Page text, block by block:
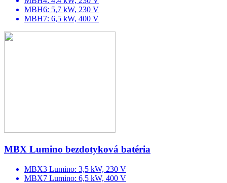
MBH6: 5,7 kW, 230 V
MBH7: 6,5 kW, 400 V
MBX Lumino bezdotyková batéria
MBX3 Lumino: 3,5 kW, 230 V
MBX7 Lumino: 6,5 kW, 400 V